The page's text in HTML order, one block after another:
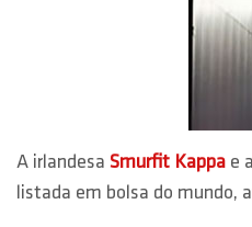
A irlandesa Smurfit Kappa e
listada em bolsa do mundo,